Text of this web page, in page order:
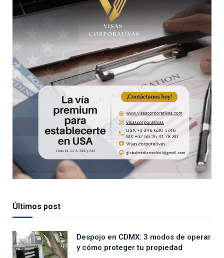
Últimos post
Despojo en CDMX: 3 modos de operar
y cómo proteger tu propiedad